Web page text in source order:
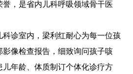
，是省内儿科呼吸领域骨干医
诊室内，梁利红耐心为每一位孩
像检查报告，细致询问孩子咳
年龄、体质制订个体化诊疗方